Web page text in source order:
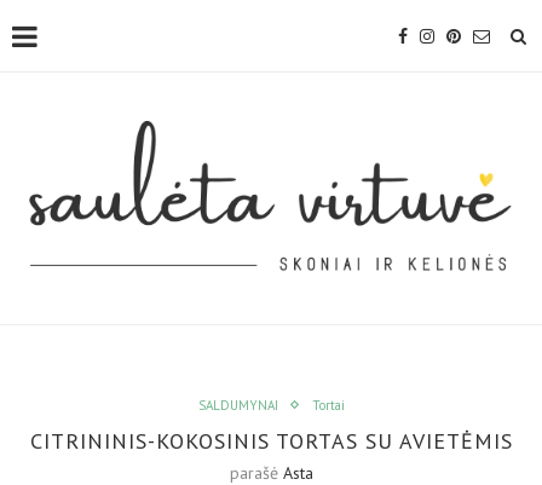
SALDUMYNAI Tortai
CITRININIS-KOKOSINIS TORTAS SU AVIETĖMIS
parašė Asta